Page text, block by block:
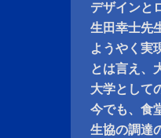
デザインと
生田幸士先
ようやく実
とは言え、
大学として
今でも、食
生協の調達